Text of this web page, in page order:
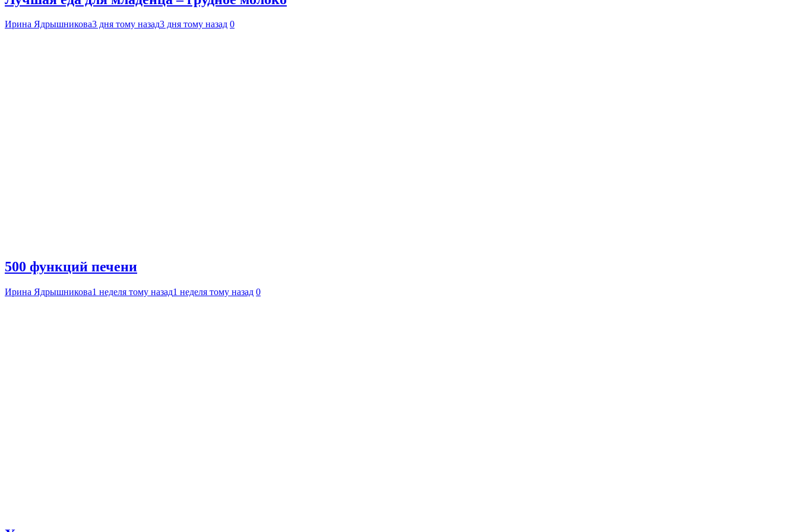
Ирина Ядрышникова3 дня тому назад3 дня тому назад 0
500 функций печени
Ирина Ядрышникова1 неделя тому назад1 неделя тому назад 0